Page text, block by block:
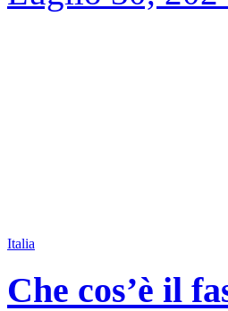
Italia
Che cos’è il